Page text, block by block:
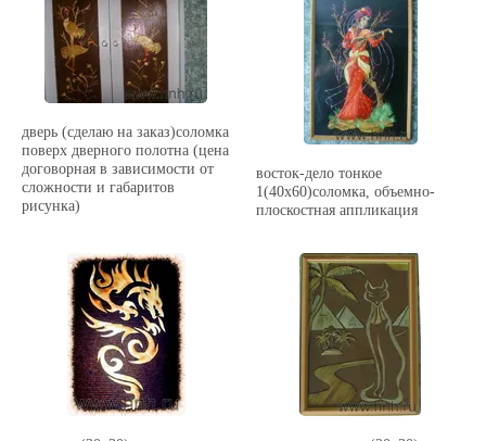
дверь (сделаю на заказ)соломка
поверх дверного полотна (цена
договорная в зависимости от
сложности и габаритов
рисунка)
восток-дело тонкое
1(40х60)соломка, объемно-
плоскостная аппликация